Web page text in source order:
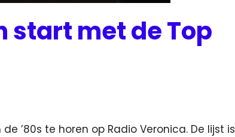
start met de Top
’80s te horen op Radio Veronica. De lijst is